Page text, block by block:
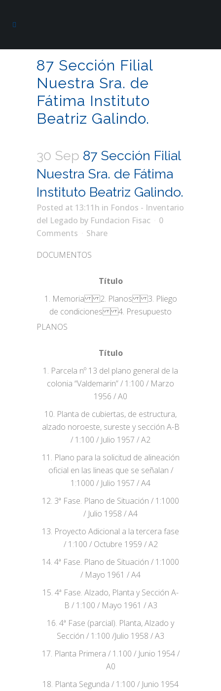
87 Sección Filial
Nuestra Sra. de
Fátima Instituto
Beatriz Galindo.
30 Sep 87 Sección Filial
Nuestra Sra. de Fátima
Instituto Beatriz Galindo.
Posted at 13:11h in Fondos - Inventario
del Legado by Fundacion Fisac
0
Comments
Share
DOCUMENTOS
Título
1. Memoria 2. Planos 3. Pliego
de condiciones 4. Presupuesto
PLANOS
Título
1. Parcela nº 13 del plano general de la
colonia “Valdemarin” / 1:100 / Marzo
1956 / A0
10. Planta de cubiertas, de estructura,
alzado noroeste, sureste y sección A-B
/ 1:100 / Julio 1957 / A2
11. Plano para la solicitud de alineación
oficial en las lineas que se señalan /
1:1000 / Julio 1957 / A4
12. 3ª Fase. Plano de Situación / 1:1000
/ Julio 1958 / A4
13. Proyecto Adicional a la tercera fase
/ 1:100 / Octubre 1959 / A2
14. 4ª Fase. Plano de Situación / 1:1000
/ Mayo 1961 / A4
15. 4ª Fase. Alzado, Planta y Sección A-
B / 1:100 / Mayo 1961 / A3
16. 4ª Fase (parcial). Planta, Alzado y
Sección / 1:100 /Julio 1958 / A3
17. Planta Primera / 1.100 / Junio 1954 /
A0
18. Planta Segunda / 1:100 / Junio 1954